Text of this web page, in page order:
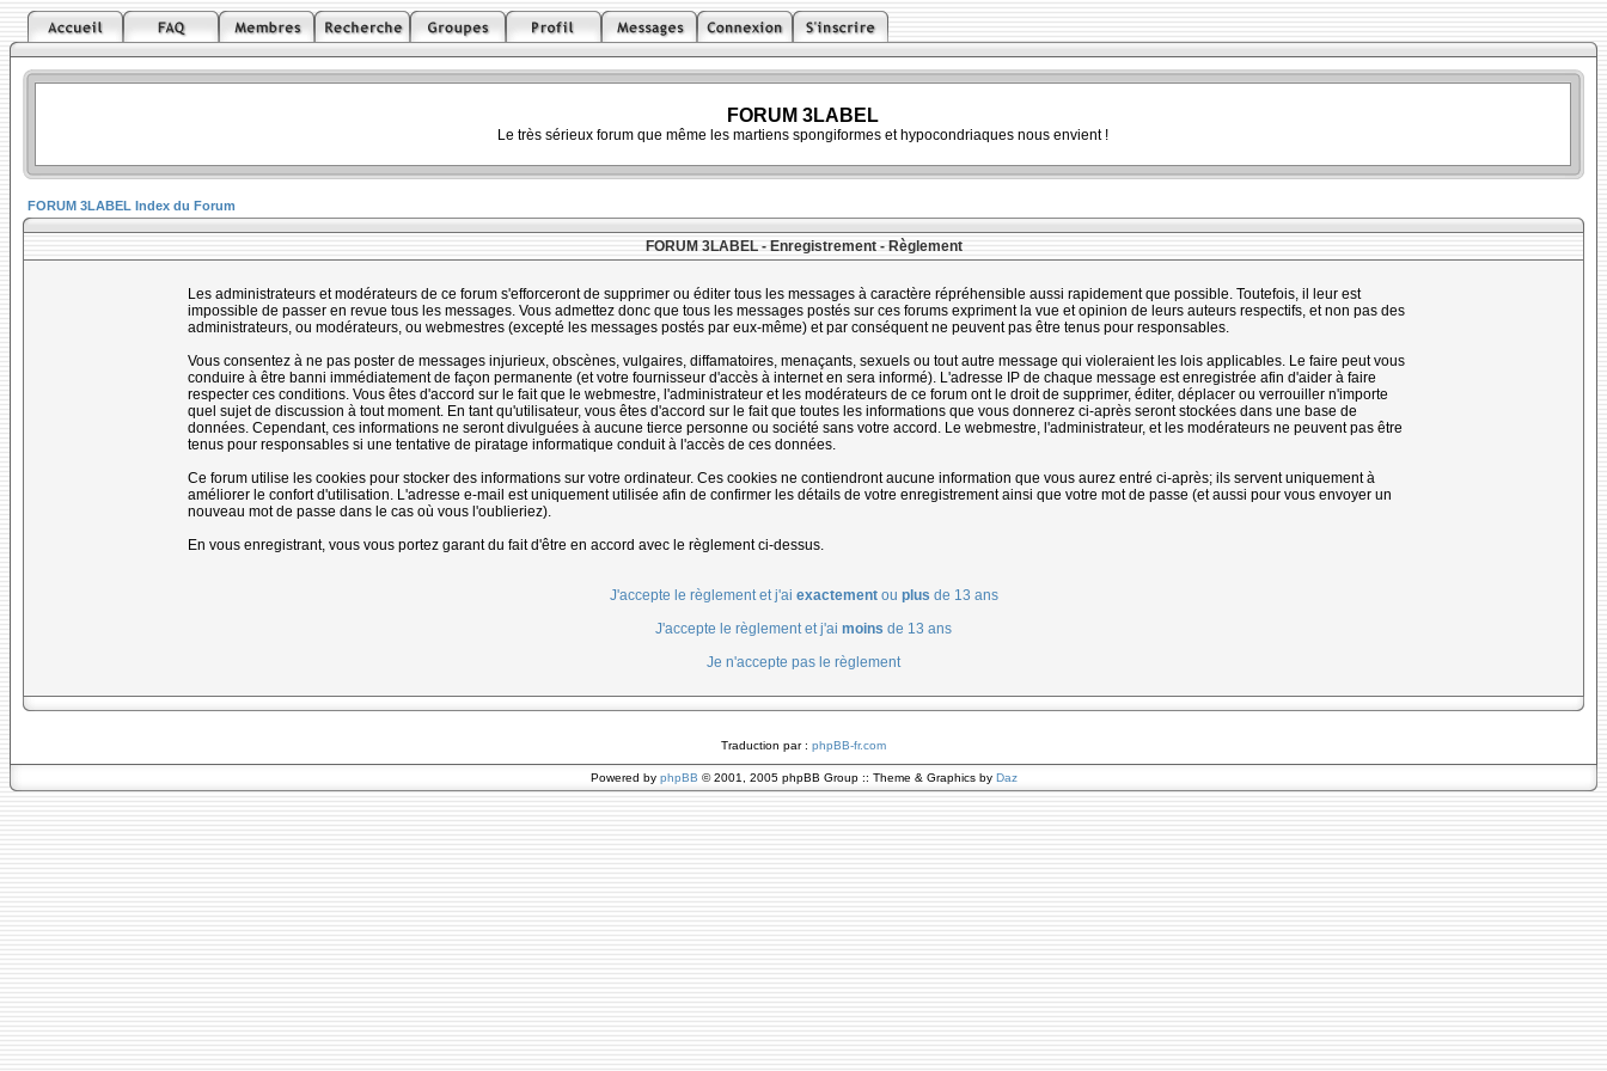
FORUM 3LABEL
Le très sérieux forum que même les martiens spongiformes et hypocondriaques nous envient !
FORUM 3LABEL Index du Forum
FORUM 3LABEL - Enregistrement - Règlement
Les administrateurs et modérateurs de ce forum s'efforceront de supprimer ou éditer tous les messages à caractère répréhensible aussi rapidement que possible. Toutefois, il leur est
impossible de passer en revue tous les messages. Vous admettez donc que tous les messages postés sur ces forums expriment la vue et opinion de leurs auteurs respectifs, et non pas des
administrateurs, ou modérateurs, ou webmestres (excepté les messages postés par eux-même) et par conséquent ne peuvent pas être tenus pour responsables.
Vous consentez à ne pas poster de messages injurieux, obscènes, vulgaires, diffamatoires, menaçants, sexuels ou tout autre message qui violeraient les lois applicables. Le faire peut vous
conduire à être banni immédiatement de façon permanente (et votre fournisseur d'accès à internet en sera informé). L'adresse IP de chaque message est enregistrée afin d'aider à faire
respecter ces conditions. Vous êtes d'accord sur le fait que le webmestre, l'administrateur et les modérateurs de ce forum ont le droit de supprimer, éditer, déplacer ou verrouiller n'importe
quel sujet de discussion à tout moment. En tant qu'utilisateur, vous êtes d'accord sur le fait que toutes les informations que vous donnerez ci-après seront stockées dans une base de
données. Cependant, ces informations ne seront divulguées à aucune tierce personne ou société sans votre accord. Le webmestre, l'administrateur, et les modérateurs ne peuvent pas être
tenus pour responsables si une tentative de piratage informatique conduit à l'accès de ces données.
Ce forum utilise les cookies pour stocker des informations sur votre ordinateur. Ces cookies ne contiendront aucune information que vous aurez entré ci-après; ils servent uniquement à
améliorer le confort d'utilisation. L'adresse e-mail est uniquement utilisée afin de confirmer les détails de votre enregistrement ainsi que votre mot de passe (et aussi pour vous envoyer un
nouveau mot de passe dans le cas où vous l'oublieriez).
En vous enregistrant, vous vous portez garant du fait d'être en accord avec le règlement ci-dessus.
J'accepte le règlement et j'ai exactementou plus de 13 ans
J'accepte le règlement et j'ai moins de 13 ans
Je n'accepte pas le règlement
Traduction par : phpBB-fr.com
Powered by phpBB © 2001, 2005 phpBB Group :: Theme & Graphics by Daz